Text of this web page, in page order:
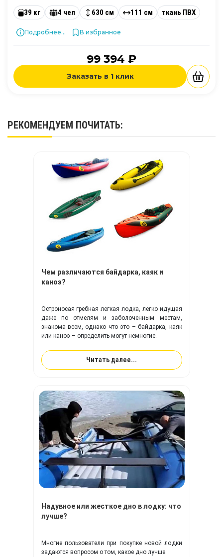
39 кг 4 чел 630 см 111 см ткань ПВХ
Подробнее... В избранное
99 394 ₽
Заказать в 1 клик
РЕКОМЕНДУЕМ ПОЧИТАТЬ:
Чем различаются байдарка, каяк и
каноэ?
Остроносая гребная легкая лодка, легко идущая
даже по отмелям и заболоченным местам,
знакома всем, однако что это – байдарка, каяк
или каноэ – определить могут немногие.
Читать далее...
Надувное или жесткое дно в лодку: что
лучше?
Многие пользователи при покупке новой лодки
задаются вопросом о том, какое дно лучше.